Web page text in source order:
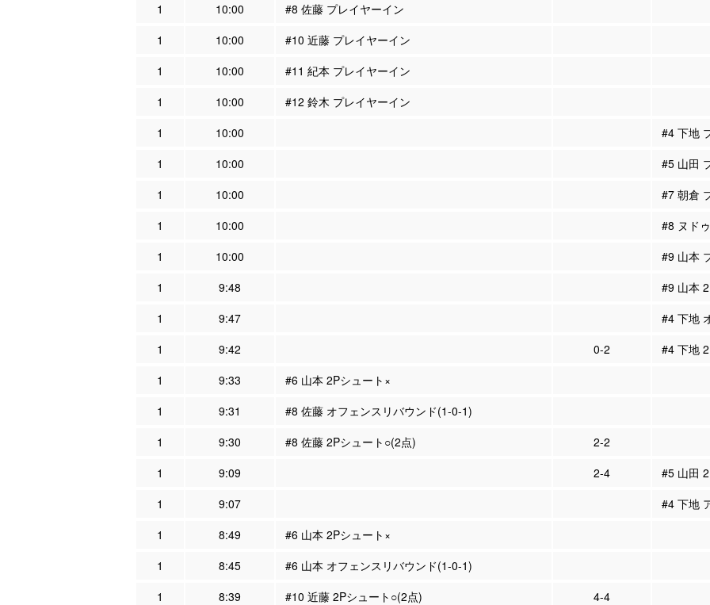
1
10:00
#8 佐藤 プレイヤーイン
1
10:00
#10 近藤 プレイヤーイン
1
10:00
#11 紀本 プレイヤーイン
1
10:00
#12 鈴木 プレイヤーイン
1
10:00
#4 下地
1
10:00
#5 山田
1
10:00
#7 朝倉
1
10:00
#8 ヌド
1
10:00
#9 山本
1
9:48
#9 山本
1
9:47
#4 下地
1
9:42 0-2
#4 下地
1
9:33
#6 山本 2Pシュート×
1
9:31
#8 佐藤 オフェンスリバウンド(1-0-1)
1
9:30 #8 佐藤 2Pシュート○(2点)
2-2
1
9:09 2-4
#5 山田
1
9:07
#4 下地
1
8:49
#6 山本 2Pシュート×
1
8:45
#6 山本 オフェンスリバウンド(1-0-1)
1
8:39 #10 近藤 2Pシュート○(2点)
4-4